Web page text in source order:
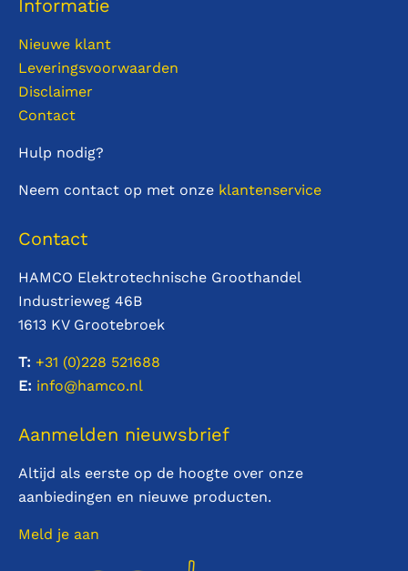
Informatie
Nieuwe klant
Leveringsvoorwaarden
Disclaimer
Contact
Hulp nodig?
Neem contact op met onze klantenservice
Contact
HAMCO Elektrotechnische Groothandel
Industrieweg 46B
1613 KV Grootebroek
T: +31 (0)228 521688
E: info@hamco.nl
Aanmelden nieuwsbrief
Altijd als eerste op de hoogte over onze
aanbiedingen en nieuwe producten.
Meld je aan